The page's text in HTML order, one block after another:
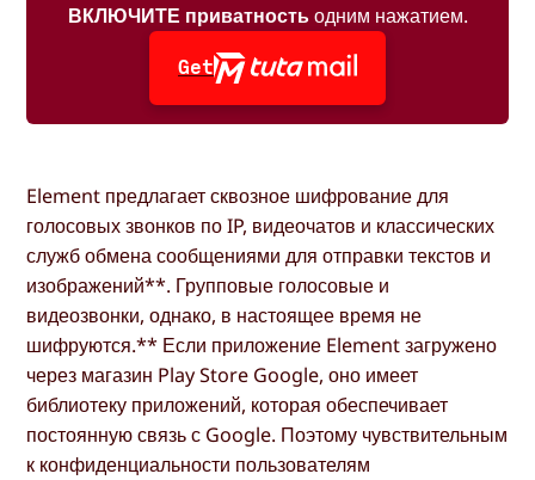
ВКЛЮЧИТЕ приватностьодним нажатием.
Get
Element предлагает сквозное шифрование для
голосовых звонков по IP, видеочатов и классических
служб обмена сообщениями для отправки текстов и
изображений**. Групповые голосовые и
видеозвонки, однако, в настоящее время не
шифруются.** Если приложение Element загружено
через магазин Play Store Google, оно имеет
библиотеку приложений, которая обеспечивает
постоянную связь с Google. Поэтому чувствительным
к конфиденциальности пользователям